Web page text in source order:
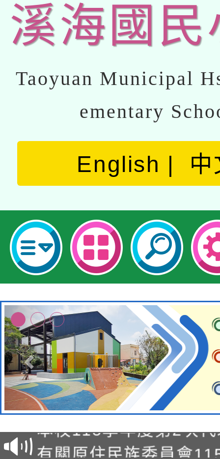
溪海國民
Taoyuan Municipal
ementary
English 中
本校115學年度第1次
次招考甄選結果公告(
有關原住民族委員會